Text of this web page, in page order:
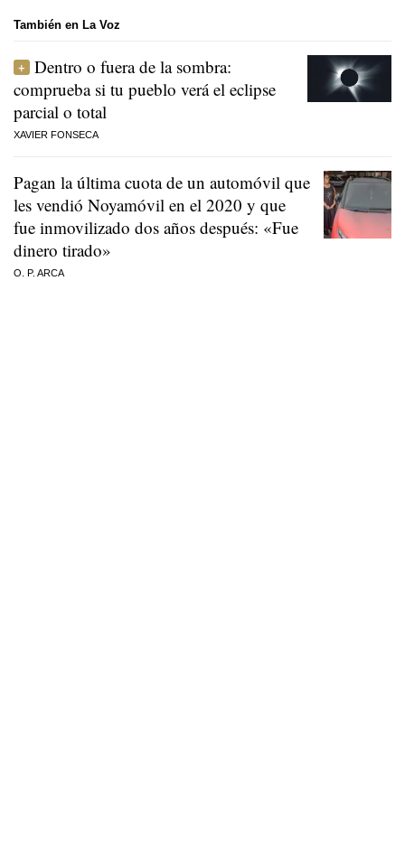
También en La Voz
Dentro o fuera de la sombra:
comprueba si tu pueblo verá el eclipse
parcial o total
XAVIER FONSECA
Pagan la última cuota de un automóvil que
les vendió Noyamóvil en el 2020 y que
fue inmovilizado dos años después: «Fue
dinero tirado»
O. P. ARCA